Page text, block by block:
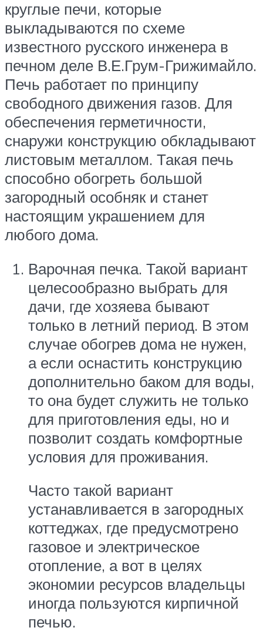
круглые печи, которые
выкладываются по схеме
известного русского инженера в
печном деле В.Е.Грум-Грижимайло.
Печь работает по принципу
свободного движения газов. Для
обеспечения герметичности,
снаружи конструкцию обкладывают
листовым металлом. Такая печь
способно обогреть большой
загородный особняк и станет
настоящим украшением для
любого дома.
Варочная печка. Такой вариант
целесообразно выбрать для
дачи, где хозяева бывают
только в летний период. В этом
случае обогрев дома не нужен,
а если оснастить конструкцию
дополнительно баком для воды,
то она будет служить не только
для приготовления еды, но и
позволит создать комфортные
условия для проживания.
Часто такой вариант
устанавливается в загородных
коттеджах, где предусмотрено
газовое и электрическое
отопление, а вот в целях
экономии ресурсов владельцы
иногда пользуются кирпичной
печью.